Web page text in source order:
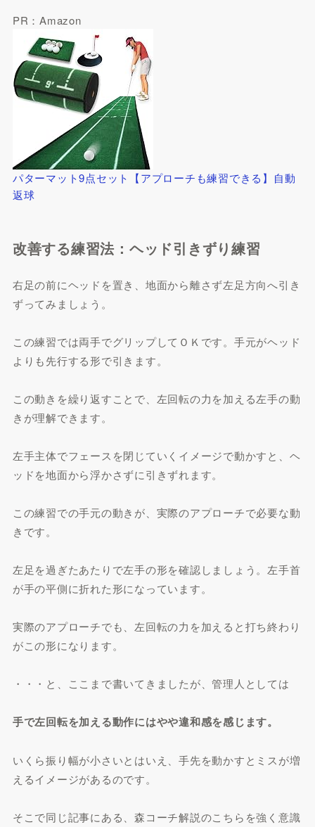
PR：Amazon
パターマット9点セット【アプローチも練習できる】自動
返球
改善する練習法：ヘッド引きずり練習
右足の前にヘッドを置き、地面から離さず左足方向へ引き
ずってみましょう。
この練習では両手でグリップしてＯＫです。手元がヘッド
よりも先行する形で引きます。
この動きを繰り返すことで、左回転の力を加える左手の動
きが理解できます。
左手主体でフェースを閉じていくイメージで動かすと、ヘ
ッドを地面から浮かさずに引きずれます。
この練習での手元の動きが、実際のアプローチで必要な動
きです。
左足を過ぎたあたりで左手の形を確認しましょう。左手首
が手の平側に折れた形になっています。
実際のアプローチでも、左回転の力を加えると打ち終わり
がこの形になります。
・・・と、ここまで書いてきましたが、管理人としては
手で左回転を加える動作にはやや違和感を感じます。
いくら振り幅が小さいとはいえ、手先を動かすとミスが増
えるイメージがあるのです。
そこで同じ記事にある、森コーチ解説のこちらを強く意識